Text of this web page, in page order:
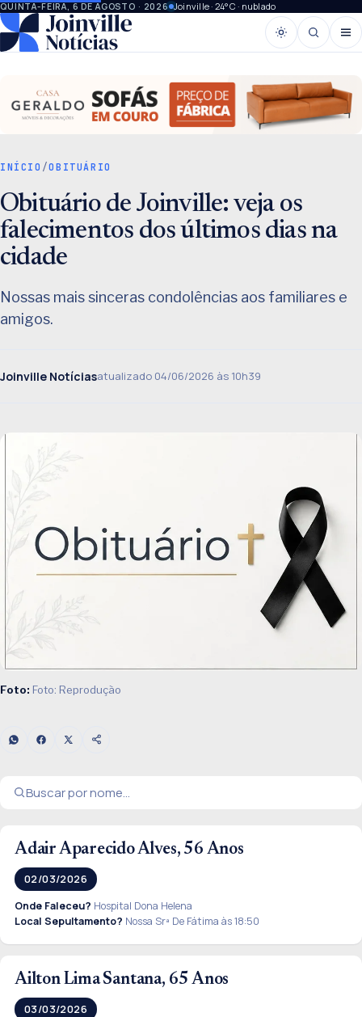
QUINTA-FEIRA, 6 DE AGOSTO · 2026 Joinville · 24°C · nublado
INÍCIO /OBITUÁRIO
Obituário de Joinville: veja os
falecimentos dos últimos dias na
cidade
Nossas mais sinceras condolências aos familiares e
amigos.
Joinville Notíciasatualizado 04/06/2026 às 10h39
Foto: Foto: Reprodução
Adair Aparecido Alves, 56 Anos
02/03/2026
Onde Faleceu? Hospital Dona Helena
Local Sepultamento? Nossa Srª De Fátima às 18:50
Ailton Lima Santana, 65 Anos
03/03/2026